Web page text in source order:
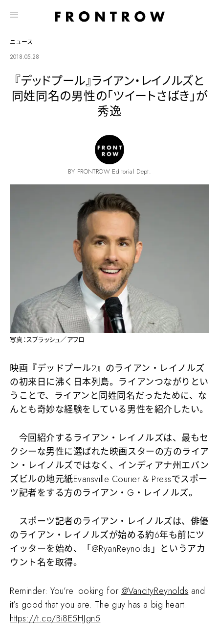
ニュース
2018.05.28
『デッドプール』ライアン・レイノルズと
同姓同名の男性の「ツイートさばき」が
秀逸
BY FRONTROW Editorial Dept.
写真：スプラッシュ／アフロ
映画『デッドプール2』のライアン・レイノルズ
の初来日に沸く日本列島。ライアンつながりとい
うことで、ライアンと同姓同名だったために、な
んとも奇妙な経験をしている男性を紹介したい。
今回紹介するライアン・レイノルズは、最もセ
クシーな男性に選ばれた映画スターの方のライア
ン・レイノルズではなく、インディアナ州エバン
ズビルの地元紙Evansville Courier & Pressでスポー
ツ記者をする方のライアン・G・レイノルズ。
スポーツ記者のライアン・レイノルズは、俳優
のライアン・レイノルズが始める約6年も前にツ
イッターを始め、「@RyanReynolds」というアカ
ウント名を取得。
Reminder: You’re looking for @VancityReynolds and
it’s good that you are. The guy has a big heart.
https://t.co/Bi8E5HJgn5